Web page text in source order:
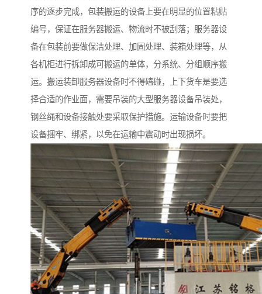
序的逐步完成，包装搬运的设备上要在明显的位置粘贴
编号，保证在服务器搬运、物流时不被刮落；服务器设
备在包装前要做保洁处理、加固处理、装箱处理等，从
各机柜进行拆卸成可搬运的单体，分系统、分组顺序搬
运。搬运装卸服务器设备时不得磕碰，上下货车是要选
择合适的作业面，需要吊装的大型服务器设备吊装处，
钢丝绳和设备接触处要采取保护措施。运输设备时要把
设备捆牢、绑紧，以免在运输中震动时出现损坏。